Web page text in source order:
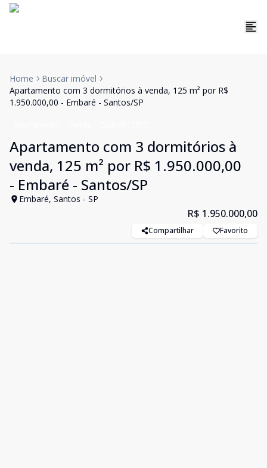
Home
Buscar imóvel
Apartamento com 3 dormitórios à venda, 125 m² por R$
1.950.000,00 - Embaré - Santos/SP
Apartamento com 3 dormitórios à
venda, 125 m² por R$ 1.950.000,00
- Embaré - Santos/SP
Embaré, Santos - SP
R$ 1.950.000,00
Compartilhar Favorito